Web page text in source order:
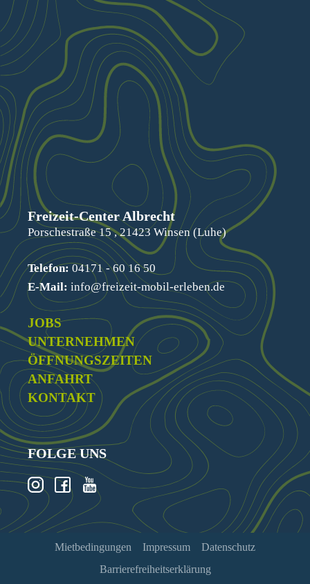
Freizeit-Center Albrecht
Porschestraße 15 , 21423 Winsen (Luhe)
Telefon: 04171 - 60 16 50
E-Mail: info@freizeit-mobil-erleben.de
JOBS
UNTERNEHMEN
ÖFFNUNGSZEITEN
ANFAHRT
KONTAKT
FOLGE UNS
Mietbedingungen Impressum
Datenschutz
Barrierefreiheitserklärung